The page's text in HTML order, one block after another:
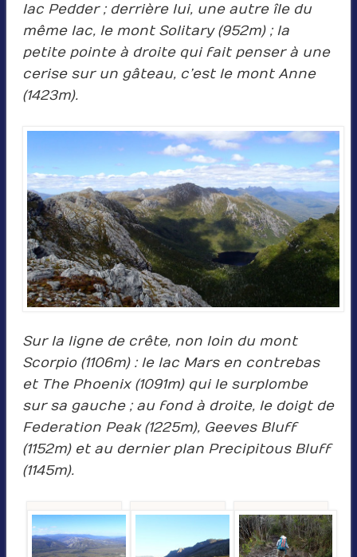
lac Pedder ; derrière lui, une autre île du
même lac, le mont Solitary (952m) ; la
petite pointe à droite qui fait penser à une
cerise sur un gâteau, c’est le mont Anne
(1423m).
Sur la ligne de crête, non loin du mont
Scorpio (1106m) : le lac Mars en contrebas
et The Phoenix (1091m) qui le surplombe
sur sa gauche ; au fond à droite, le doigt de
Federation Peak (1225m), Geeves Bluff
(1152m) et au dernier plan Precipitous Bluff
(1145m).